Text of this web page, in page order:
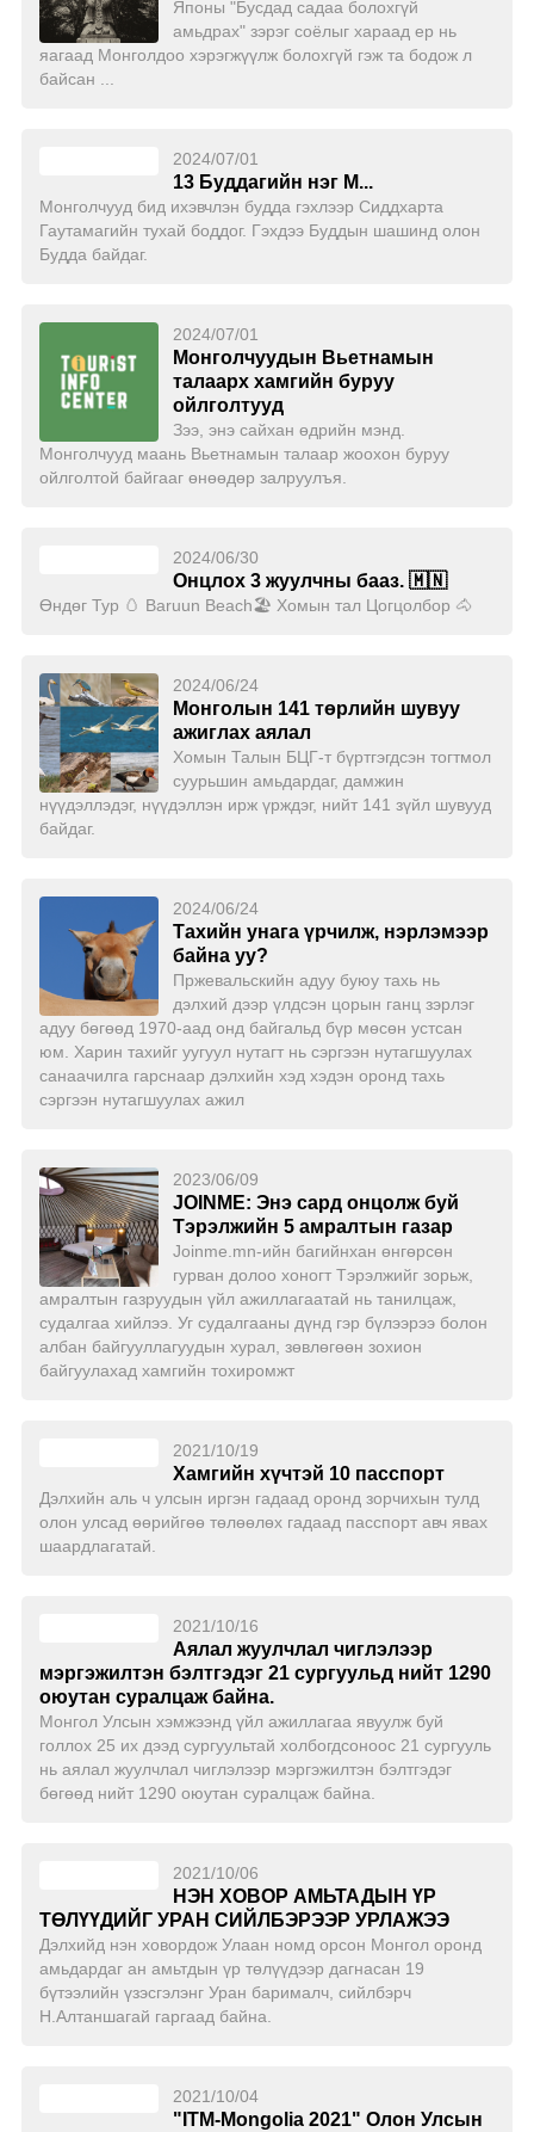
Японы "Бусдад садаа болохгүй
амьдрах" зэрэг соёлыг хараад ер нь
яагаад Монголдоо хэрэгжүүлж болохгүй гэж та бодож л
байсан ...
2024/07/01
13 Буддагийн нэг М...
Монголчууд бид ихэвчлэн будда гэхлээр Сиддхарта
Гаутамагийн тухай боддог. Гэхдээ Буддын шашинд олон
Будда байдаг.
2024/07/01
Монголчуудын Вьетнамын
талаарх хамгийн буруу
ойлголтууд
Зээ, энэ сайхан өдрийн мэнд.
Монголчууд маань Вьетнамын талаар жоохон буруу
ойлголтой байгааг өнөөдөр залруулъя.
2024/06/30
Онцлох 3 жуулчны бааз. 🇲🇳
Өндөг Тур 🥚 Baruun Beach🏖️ Хомын тал Цогцолбор 🐴
2024/06/24
Монголын 141 төрлийн шувуу
ажиглах аялал
Хомын Талын БЦГ-т бүртгэгдсэн тогтмол
суурьшин амьдардаг, дамжин
нүүдэллэдэг, нүүдэллэн ирж үрждэг, нийт 141 зүйл шувууд
байдаг.
2024/06/24
Тахийн унага үрчилж, нэрлэмээр
байна уу?
Пржевальскийн адуу буюу тахь нь
дэлхий дээр үлдсэн цорын ганц зэрлэг
адуу бөгөөд 1970-аад онд байгальд бүр мөсөн устсан
юм. Харин тахийг уугуул нутагт нь сэргээн нутагшуулах
санаачилга гарснаар дэлхийн хэд хэдэн оронд тахь
сэргээн нутагшуулах ажил
2023/06/09
JOINME: Энэ сард онцолж буй
Тэрэлжийн 5 амралтын газар
Joinme.mn-ийн багийнхан өнгөрсөн
гурван долоо хоногт Тэрэлжийг зорьж,
амралтын газруудын үйл ажиллагаатай нь танилцаж,
судалгаа хийлээ. Уг судалгааны дүнд гэр бүлээрээ болон
албан байгууллагуудын хурал, зөвлөгөөн зохион
байгуулахад хамгийн тохиромжт
2021/10/19
Хамгийн хүчтэй 10 пасспорт
Дэлхийн аль ч улсын иргэн гадаад оронд зорчихын тулд
олон улсад өөрийгөө төлөөлөх гадаад пасспорт авч явах
шаардлагатай.
2021/10/16
Аялал жуулчлал чиглэлээр
мэргэжилтэн бэлтгэдэг 21 сургуульд нийт 1290
оюутан суралцаж байна.
Монгол Улсын хэмжээнд үйл ажиллагаа явуулж буй
голлох 25 их дээд сургуультай холбогдсоноос 21 сургууль
нь аялал жуулчлал чиглэлээр мэргэжилтэн бэлтгэдэг
бөгөөд нийт 1290 оюутан суралцаж байна.
2021/10/06
НЭН ХОВОР АМЬТАДЫН ҮР
ТӨЛҮҮДИЙГ УРАН СИЙЛБЭРЭЭР УРЛАЖЭЭ
Дэлхийд нэн ховордож Улаан номд орсон Монгол оронд
амьдардаг ан амьтдын үр төлүүдээр дагнасан 19
бүтээлийн үзэсгэлэнг Уран барималч, сийлбэрч
Н.Алтаншагай гаргаад байна.
2021/10/04
"ITM-Mongolia 2021" Олон Улсын